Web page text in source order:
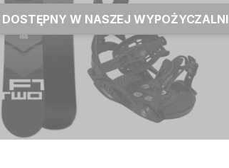
W NASZEJ WYPOŻYCZALNI